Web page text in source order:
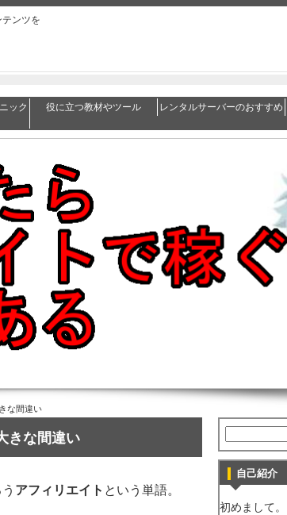
ンツを
ック
役に立つ教材やツール レンタルサーバーのおすすめ
な間違い
きな間違い
アフィリエイト という単語。
自己紹介
初めまして。